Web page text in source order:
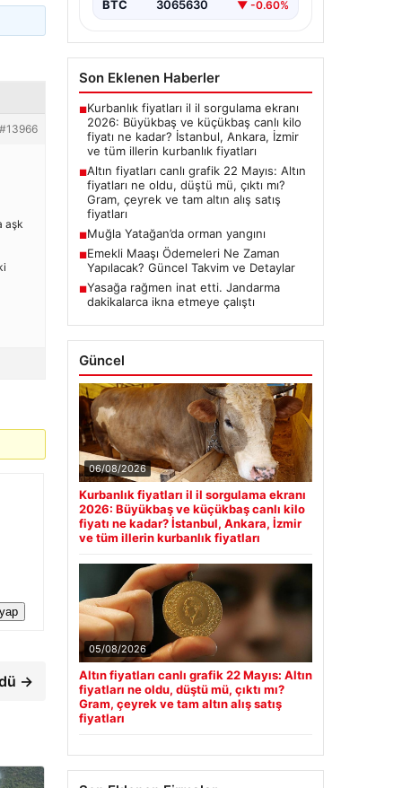
#13966
aşk
→
BTC 3065630 ▼ -0.60%
Son Eklenen Haberler
■Kurbanlık fiyatları il il sorgulama ekranı
2026: Büyükbaş ve küçükbaş canlı kilo
fiyatı ne kadar? İstanbul, Ankara, İzmir
ve tüm illerin kurbanlık fiyatları
■Altın fiyatları canlı grafik 22 Mayıs: Altın
fiyatları ne oldu, düştü mü, çıktı mı?
Gram, çeyrek ve tam altın alış satış
fiyatları
■Muğla Yatağan’da orman yangını
■Emekli Maaşı Ödemeleri Ne Zaman
Yapılacak? Güncel Takvim ve Detaylar
■Yasağa rağmen inat etti. Jandarma
dakikalarca ikna etmeye çalıştı
Güncel
06/08/2026
Kurbanlık fiyatları il il sorgulama ekranı
2026: Büyükbaş ve küçükbaş canlı kilo
fiyatı ne kadar? İstanbul, Ankara, İzmir
ve tüm illerin kurbanlık fiyatları
05/08/2026
Altın fiyatları canlı grafik 22 Mayıs: Altın
fiyatları ne oldu, düştü mü, çıktı mı?
Gram, çeyrek ve tam altın alış satış
fiyatları